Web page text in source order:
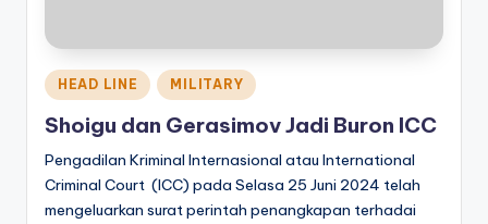
Posted
in
HEAD LINE MILITARY
Shoigu dan Gerasimov Jadi Buron ICC
Pengadilan Kriminal Internasional atau International
Criminal Court (ICC) pada Selasa 25 Juni 2024 telah
mengeluarkan surat perintah penangkapan terhadai